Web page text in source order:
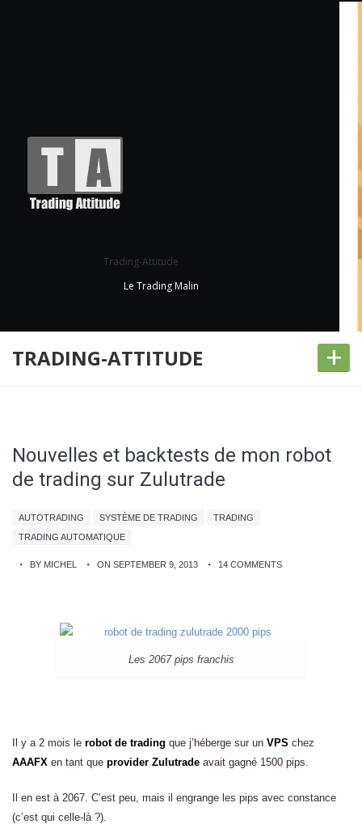
Trading-Attitude
Le Trading Malin
TRADING-ATTITUDE +
Nouvelles et backtests de mon robot
de trading sur Zulutrade
AUTOTRADING SYSTÈME DE TRADING
TRADING
TRADING AUTOMATIQUE
BY MICHEL ON SEPTEMBER 9, 2013 14 COMMENTS
Les 2067 pips franchis
Il y a 2 mois le robot de trading que j’héberge sur un VPS chez
AAAFX en tant que provider Zulutrade avait gagné 1500 pips.
Il en est à 2067. C’est peu, mais il engrange les pips avec constance
(c’est qui celle-là ?).